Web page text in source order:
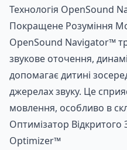
Технологія OpenSound
Покращене Розуміння
OpenSound Navigator™
звукове оточення,
допомагає дитині
джерелах звуку. Це
мовлення, особливо в
Оптимізатор Відкритого
Optimizer™